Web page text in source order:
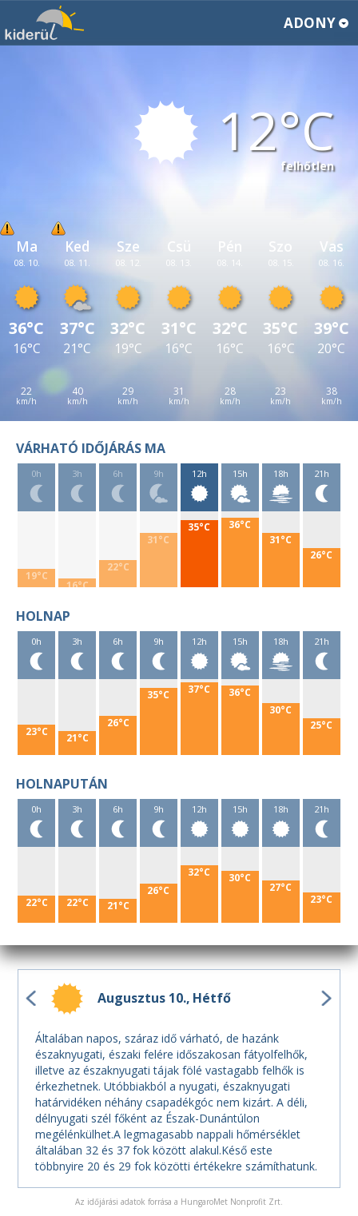
ADONY
12
felhőtlen
Ma
08. 10.
36°C
16°C
22
Ked
08. 11.
37°C
21°C
40
Sze
08. 12.
32°C
19°C
29
08. 13.
31°C
16°C
31
08. 14.
32°C
16°C
28
08. 15.
35°C
16°C
23
Vas
08. 16.
39°C
20°C
38
VÁRHATÓ IDŐJÁRÁS MA
0h
19°C
3h
16°C
6h
22°C
9h
31°C
12h
35°C
15h
36°C
18h
31°C
21h
26°C
HOLNAP
0h
23°C
3h
21°C
6h
26°C
9h
35°C
12h
37°C
15h
36°C
18h
30°C
21h
25°C
HOLNAPUTÁN
0h
22°C
3h
22°C
6h
21°C
9h
26°C
12h
32°C
15h
30°C
18h
27°C
21h
23°C
Augusztus 10. Hétfő
Általában napos, száraz idő várható, de hazánk
északnyugati, északi felére időszakosan fátyolfelhők,
illetve az északnyugati tájak fölé vastagabb felhők is
érkezhetnek. Utóbbiakból a nyugati, északnyugati
határvidéken néhány csapadékgóc nem kizárt. A déli,
délnyugati szél főként az Észak-Dunántúlon
megélénkülhet.A legmagasabb nappali hőmérséklet
általában 32 és 37 fok között alakul.Késő este
többnyire 20 és 29 fok közötti értékekre számíthatunk.
Az időjárási adatok forrása a HungaroMet Nonprofit Zrt.